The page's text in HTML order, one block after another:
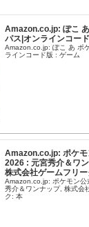
Amazon.co.jp: ぽこ
パス|オンラインコー
Amazon.co.jp: ぽこ あ ポ
ラインコード版 : ゲーム
Amazon.co.jp: ポケ
2026 : 元宮秀介＆ワ
株式会社ゲームフリ
Amazon.co.jp: ポケモン
秀介＆ワンナップ, 株式会
ク: 本